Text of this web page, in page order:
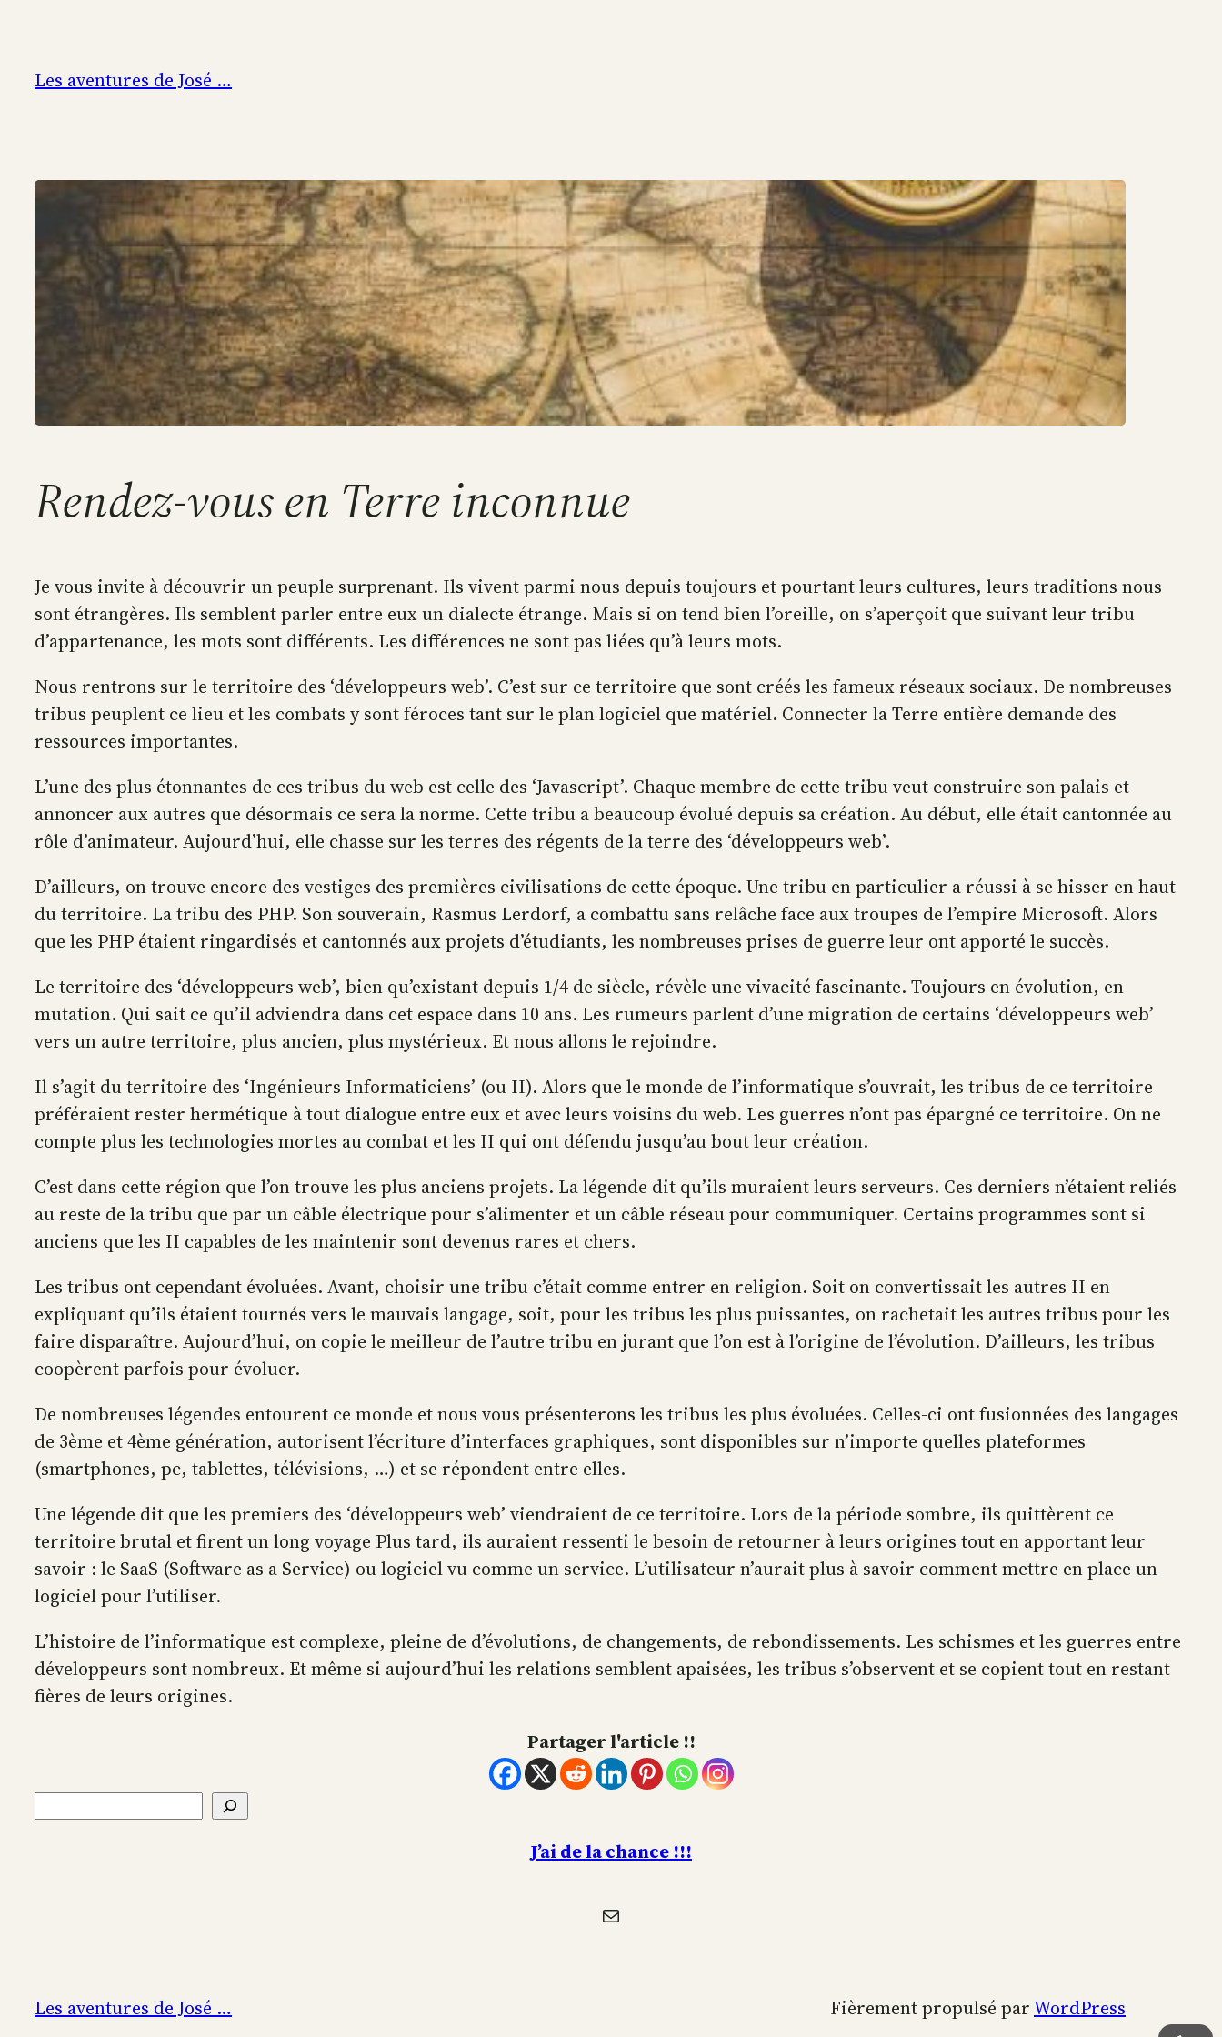
contenu
Les aventures de José …
Rendez-vous en Terre inconnue
Je vous invite à découvrir un peuple surprenant. Ils vivent parmi nous depuis toujours et pourtant leurs cultures, leurs traditions nous
sont étrangères. Ils semblent parler entre eux un dialecte étrange. Mais si on tend bien l’oreille, on s’aperçoit que suivant leur tribu
d’appartenance, les mots sont différents. Les différences ne sont pas liées qu’à leurs mots.
Nous rentrons sur le territoire des ‘développeurs web’. C’est sur ce territoire que sont créés les fameux réseaux sociaux. De nombreuses
tribus peuplent ce lieu et les combats y sont féroces tant sur le plan logiciel que matériel. Connecter la Terre entière demande des
ressources importantes.
L’une des plus étonnantes de ces tribus du web est celle des ‘Javascript’. Chaque membre de cette tribu veut construire son palais et
annoncer aux autres que désormais ce sera la norme. Cette tribu a beaucoup évolué depuis sa création. Au début, elle était cantonnée au
rôle d’animateur. Aujourd’hui, elle chasse sur les terres des régents de la terre des ‘développeurs web’.
D’ailleurs, on trouve encore des vestiges des premières civilisations de cette époque. Une tribu en particulier a réussi à se hisser en haut
du territoire. La tribu des PHP. Son souverain, Rasmus Lerdorf, a combattu sans relâche face aux troupes de l’empire Microsoft. Alors
que les PHP étaient ringardisés et cantonnés aux projets d’étudiants, les nombreuses prises de guerre leur ont apporté le succès.
Le territoire des ‘développeurs web’, bien qu’existant depuis 1/4 de siècle, révèle une vivacité fascinante. Toujours en évolution, en
mutation. Qui sait ce qu’il adviendra dans cet espace dans 10 ans. Les rumeurs parlent d’une migration de certains ‘développeurs web’
vers un autre territoire, plus ancien, plus mystérieux. Et nous allons le rejoindre.
Il s’agit du territoire des ‘Ingénieurs Informaticiens’ (ou II). Alors que le monde de l’informatique s’ouvrait, les tribus de ce territoire
préféraient rester hermétique à tout dialogue entre eux et avec leurs voisins du web. Les guerres n’ont pas épargné ce territoire. On ne
compte plus les technologies mortes au combat et les II qui ont défendu jusqu’au bout leur création.
C’est dans cette région que l’on trouve les plus anciens projets. La légende dit qu’ils muraient leurs serveurs. Ces derniers n’étaient reliés
au reste de la tribu que par un câble électrique pour s’alimenter et un câble réseau pour communiquer. Certains programmes sont si
anciens que les II capables de les maintenir sont devenus rares et chers.
Les tribus ont cependant évoluées. Avant, choisir une tribu c’était comme entrer en religion. Soit on convertissait les autres II en
expliquant qu’ils étaient tournés vers le mauvais langage, soit, pour les tribus les plus puissantes, on rachetait les autres tribus pour les
faire disparaître. Aujourd’hui, on copie le meilleur de l’autre tribu en jurant que l’on est à l’origine de l’évolution. D’ailleurs, les tribus
coopèrent parfois pour évoluer.
De nombreuses légendes entourent ce monde et nous vous présenterons les tribus les plus évoluées. Celles-ci ont fusionnées des langages
de 3ème et 4ème génération, autorisent l’écriture d’interfaces graphiques, sont disponibles sur n’importe quelles plateformes
(smartphones, pc, tablettes, télévisions, …) et se répondent entre elles.
Une légende dit que les premiers des ‘développeurs web’ viendraient de ce territoire. Lors de la période sombre, ils quittèrent ce
territoire brutal et firent un long voyage Plus tard, ils auraient ressenti le besoin de retourner à leurs origines tout en apportant leur
savoir : le SaaS (Software as a Service) ou logiciel vu comme un service. L’utilisateur n’aurait plus à savoir comment mettre en place un
logiciel pour l’utiliser.
L’histoire de l’informatique est complexe, pleine de d’évolutions, de changements, de rebondissements. Les schismes et les guerres entre
développeurs sont nombreux. Et même si aujourd’hui les relations semblent apaisées, les tribus s’observent et se copient tout en restant
fières de leurs origines.
Partager l'article !!
J’ai de la chance !!!
E-mail
Les aventures de José … Fièrement propulsé parWordPress